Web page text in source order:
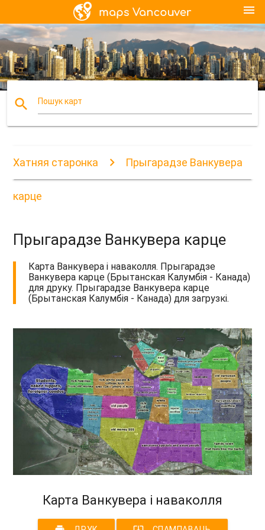
menu
search Пошук карт
Хатняя старонка Прыгарадзе Ванкувера
карце
Прыгарадзе Ванкувера карце
Карта Ванкувера і наваколля. Прыгарадзе
Ванкувера карце (Брытанская Калумбія - Канада)
для друку. Прыгарадзе Ванкувера карце
(Брытанская Калумбія - Канада) для загрузкі.
Карта Ванкувера і наваколля